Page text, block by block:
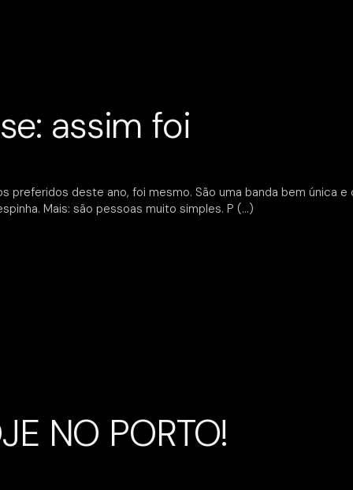
assim foi
preferidos deste ano, foi mesmo. São uma banda bem única
Mais: são pessoas muito simples. P
NO PORTO!